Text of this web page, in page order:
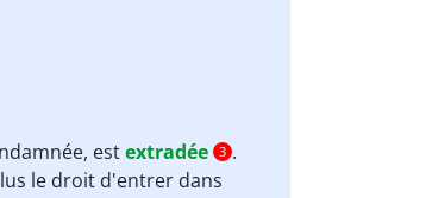
estextradée 3 .
le droit d'entrer dans